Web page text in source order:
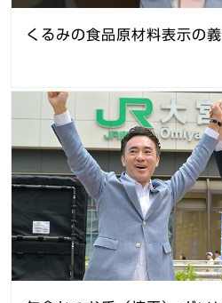
くるみの食品原材料表示の